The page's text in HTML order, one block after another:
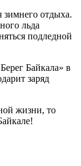
зимнего отдыха.
льда
подледной
Байкала» в
заряд
жизни, то